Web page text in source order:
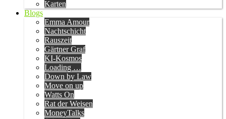
Karten
Blogs
Emma Amour
Nachtschicht
Rauszeit
Gärtner Graf
KI-Kosmos
Loading …
Down by Law
Move on up
Watts On
Rat der Weisen
MoneyTalks